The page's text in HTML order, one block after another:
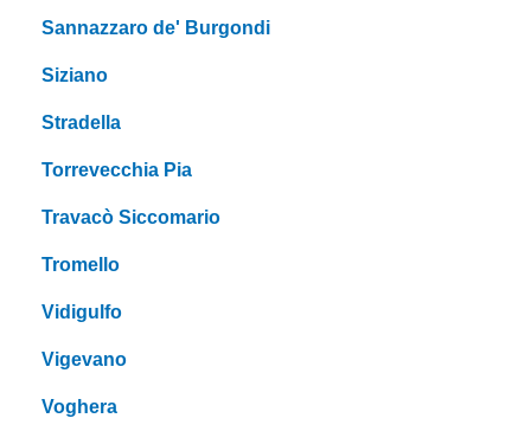
Sannazzaro de' Burgondi
Siziano
Stradella
Torrevecchia Pia
Travacò Siccomario
Tromello
Vidigulfo
Vigevano
Voghera